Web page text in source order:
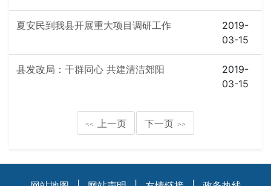
夏安民到我县开展重大项目调研工作
2019-
03-15
县发改局：干群同心 共建清洁郊阳
2019-
03-15
<< 上一页 下一页 >>